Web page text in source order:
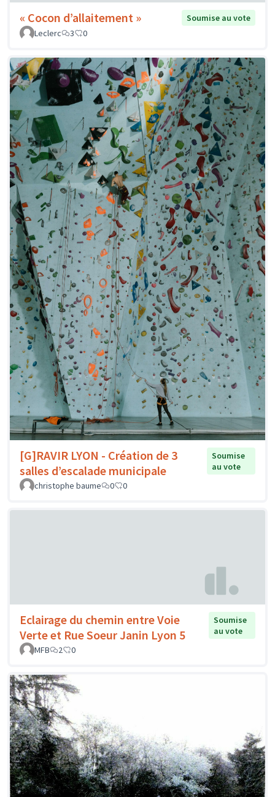
« Cocon d’allaitement »
Soumise au vote
Leclerc
3 0
[G]RAVIR LYON - Création de 3
salles d’escalade municipale
Soumise
au vote
christophe baume
0 0
Eclairage du chemin entre Voie
Verte et Rue Soeur Janin Lyon 5
Soumise
au vote
MFB
2 0